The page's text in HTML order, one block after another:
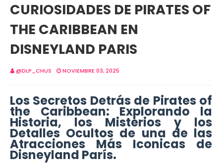
CURIOSIDADES DE PIRATES OF
THE CARIBBEAN EN
DISNEYLAND PARIS
@DLP_CHUS NOVIEMBRE 03, 2025
Los Secretos Detrás de Pirates of
the Caribbean: Explorando la
Historia, los Misterios y los
Detalles Ocultos de una de las
Atracciones Más Iconicas de
Disneyland París.